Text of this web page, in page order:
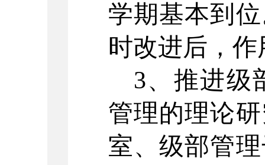
学期基本到
时改进后，
3、推进级
管理的理论
室、级部管